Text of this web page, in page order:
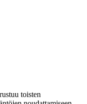
toisten